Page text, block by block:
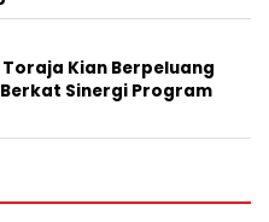
Kian Berpeluang
Sinergi Program